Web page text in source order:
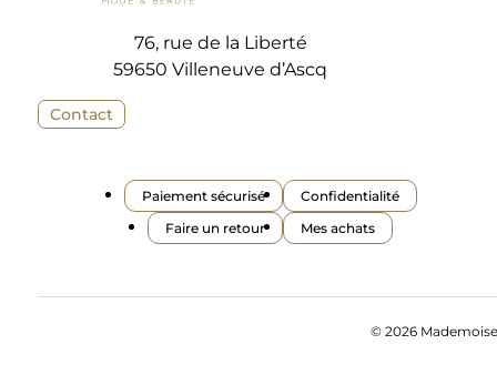
76, rue de la Liberté
59650 Villeneuve d’Ascq
Contact
Paiement sécurisé
Confidentialité
Faire un retour
Mes achats
© 2026